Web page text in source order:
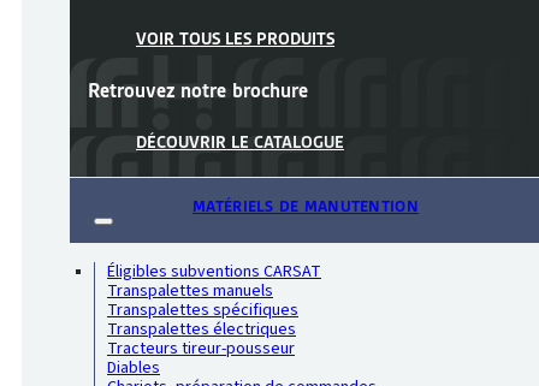
VOIR TOUS LES PRODUITS
Retrouvez notre brochure
DÉCOUVRIR LE CATALOGUE
MATÉRIELS DE MANUTENTION
Éligibles subventions CARSAT
Transpalettes manuels
Transpalettes spécifiques
Transpalettes électriques
Tracteurs tireur-pousseur
Diables